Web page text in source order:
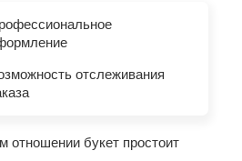
отслеживания
отношении букет простоит